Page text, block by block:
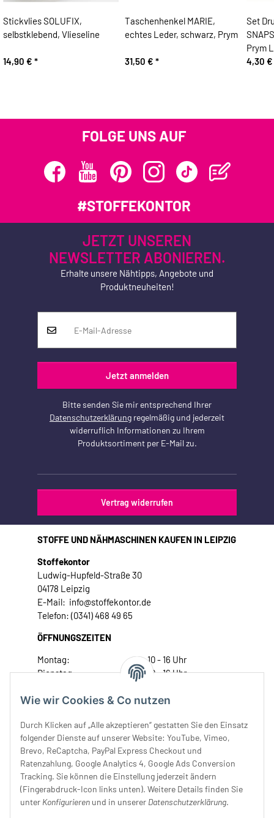
Wie wir Cookies & Co nutzen
Durch Klicken auf „Alle akzeptieren“ gestatten Sie den Einsatz
folgender Dienste auf unserer Website: YouTube, Vimeo,
Brevo, ReCaptcha, PayPal Express Checkout und
Ratenzahlung, Google Analytics 4, Google Ads Conversion
Tracking. Sie können die Einstellung jederzeit ändern
(Fingerabdruck-Icon links unten). Weitere Details finden Sie
unter Konfigurieren und in unserer Datenschutzerklärung.
Stickvlies SOLUFIX,
selbstklebend, Vlieseline
14,90 € *
Taschenhenkel MARIE,
echtes Leder, schwarz, Prym
31,50 € *
Set
Prym
4,30 €
FOLGE UNS AUF
#STOFFEKONTOR
JETZT UNSEREN
NEWSLETTER ABONIEREN.
Erhalte unsere Nähtipps, Angebote und
Produktneuheiten!
Jetzt anmelden
Bitte senden Sie mir entsprechend Ihrer
Datenschutzerklärung regelmäßig und jederzeit
widerruflich Informationen zu Ihrem
Produktsortiment per E-Mail zu.
Vertrag widerrufen
STOFFE UND NÄHMASCHINEN KAUFEN IN LEIPZIG
Stoffekontor
Ludwig-Hupfeld-Straße 30
04178 Leipzig
E-Mail: info@stoffekontor.de
Telefon: (0341) 468 49 65
ÖFFNUNGSZEITEN
Montag:
10 - 16 Uhr
Dienstag:
10 - 16 Uhr
Donnerstag:
10 - 18 Uhr
Samstag:
10 - 14 Uhr
Unser Service
Rechtliches